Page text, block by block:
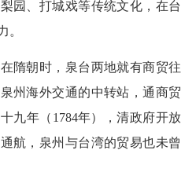
园、打城戏等传统文化，在台
。
朝时，泉台两地就有商贸往
州海外交通的中转站，通商贸
九年（1784年），清政府开放
航，泉州与台湾的贸易也未曾